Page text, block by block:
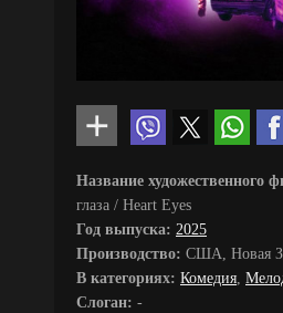
Название художественного
глаза / Heart Eyes
Год выпуска: 2025
Производство: США, Новая
В категориях: Комедия,
Слоган: -